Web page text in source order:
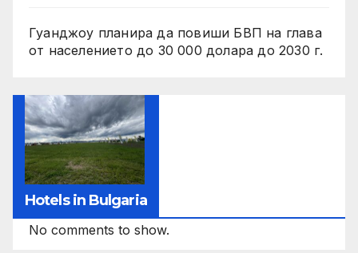
Гуанджоу планира да повиши БВП на глава
от населението до 30 000 долара до 2030 г.
Hotels in Bulgaria
No comments to show.